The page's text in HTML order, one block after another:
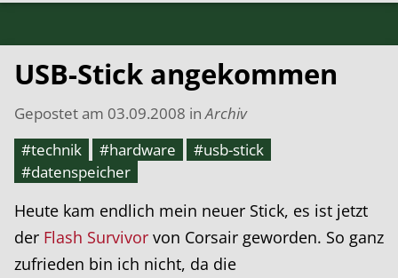
USB-Stick angekommen
Gepostet am 03.09.2008 in Archiv
#technik
#hardware
#usb-stick
#datenspeicher
Heute kam endlich mein neuer Stick, es ist jetzt
der Flash Survivor von Corsair geworden. So ganz
zufrieden bin ich nicht, da die